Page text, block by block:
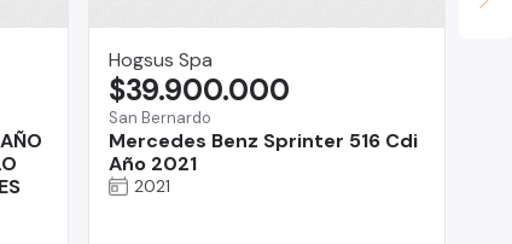
Hogsus Spa
San Bernardo
Mercedes Benz Sprinter 516 Cdi
Año 2021
$39.900.000
2021